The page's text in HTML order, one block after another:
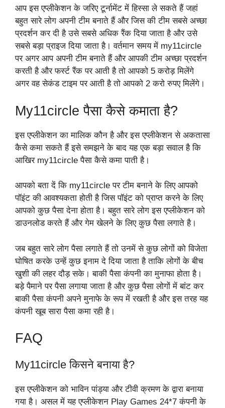
आप इस एप्लीकेशन के जरिए टूर्नामेंट में हिस्सा ले सकते हैं जहां
बहुत सारे लोग अपनी टीम बनाते हैं और जिस की टीम सबसे अच्छा
प्रदर्शन कर दी है उसे सबसे अधिक रैंक दिया जाता है और उसे
सबसे बड़ा प्राइज दिया जाता है। वर्तमान समय में my11circle
पर अगर आप अपनी टीम बनाते हैं और आपकी टीम अच्छा प्रदर्शन
करती है और फर्स्ट रैंक पर आती है तो आपको 5 करोड़ मिलेंगे
अगर वह सेकंड टाइम पर आती है तो आपको 2 करो रुपए मिलेंगे।
My11circle पैसा कैसे कमाता है?
इस एप्लीकेशन का मालिक कौन है और इस एप्लीकेशन से अकतासा
कैसे कमा सकते हैं इसे समझने के बाद यह एक बड़ा सवाल है कि
आखिर my11circle पैसा कैसे कमा पाती है।
आपको बता दें कि my11circle पर टीम बनाने के लिए आपको
पॉइंट की आवश्यकता होती है जिस पॉइंट को प्राप्त करने के लिए
आपको कुछ पैसा देना होता है। बहुत सारे लोग इस एप्लीकेशन को
डाउनलोड करते हैं और गेम खेलने के लिए कुछ पैसा लगाते है।
जब बहुत सारे लोग पैसा लगाते हैं तो उनमें से कुछ लोगों को विजेता
घोषित करके उन्हें कुछ इनाम दे दिया जाता है ताकि लोगों के बीच
खुशी की लहर दौड़ सके। बाकी पैसा कंपनी का मुनाफा होता है।
बड़े पैमाने पर पैसा लगाया जाता है और कुछ पैसा लोगों में बांट कर
बाकी पैसा कंपनी अपने मुनाफे के रूप में रखती है और इस तरह यह
कंपनी खूब सारा पैसा कमा रही है।
FAQ
My11circle किसने बनाया है?
इस एप्लीकेशन को भाविन पांड्या और टीवी क्रमण के द्वारा बनाया
गया है। असल में यह एप्लीकेशन Play Games 24*7 कंपनी के